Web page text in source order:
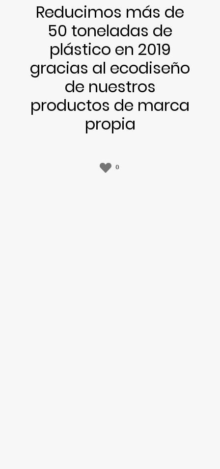
Reducimos más de
50 toneladas de
plástico en 2019
gracias al ecodiseño
de nuestros
productos de marca
propia
0